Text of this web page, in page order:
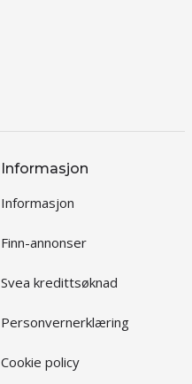
Informasjon
Informasjon
Finn-annonser
Svea kredittsøknad
Personvernerklæring
Cookie policy